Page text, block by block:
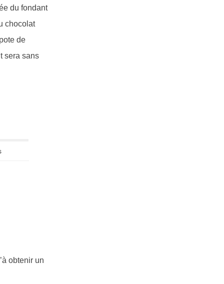
du fondant
chocolat
de
sera sans
obtenir un